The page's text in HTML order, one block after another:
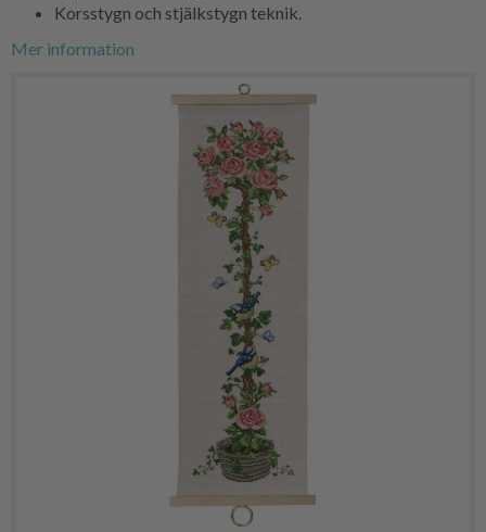
Korsstygn och stjälkstygn teknik.
Mer information